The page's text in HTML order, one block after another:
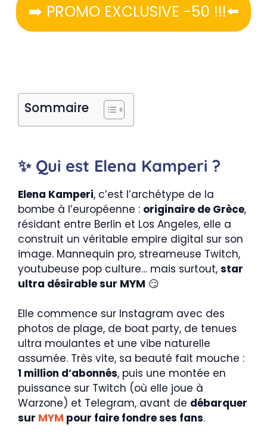
➡️ PROMO EXCLUSIVE -50 !!!⬅️
Sommaire
✨ Qui est Elena Kamperi ?
Elena Kamperi, c’est l’archétype de la
bombe à l’européenne : originaire de Grèce,
résidant entre Berlin et Los Angeles, elle a
construit un véritable empire digital sur son
image. Mannequin pro, streameuse Twitch,
youtubeuse pop culture… mais surtout, star
ultra désirable sur MYM 😏
Elle commence sur Instagram avec des
photos de plage, de boat party, de tenues
ultra moulantes et une vibe naturelle
assumée. Très vite, sa beauté fait mouche :
1 million d’abonnés, puis une montée en
puissance sur Twitch (où elle joue à
Warzone) et Telegram, avant de débarquer
sur MYM pour faire fondre ses fans.